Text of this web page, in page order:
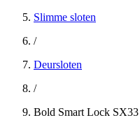
Slimme sloten
/
Deursloten
/
Bold Smart Lock